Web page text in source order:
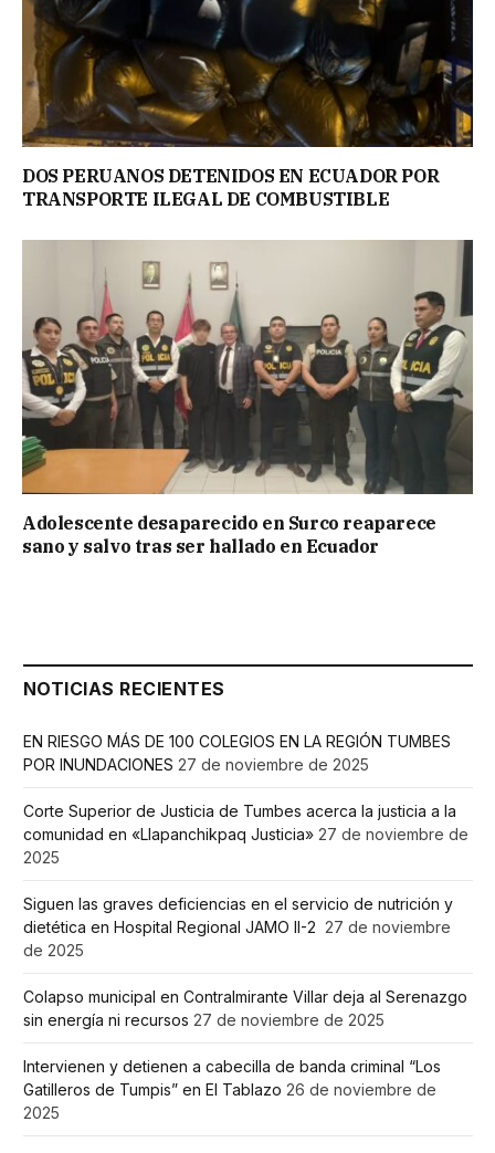
DOS PERUANOS DETENIDOS EN ECUADOR POR
TRANSPORTE ILEGAL DE COMBUSTIBLE
Adolescente desaparecido en Surco reaparece
sano y salvo tras ser hallado en Ecuador
NOTICIAS RECIENTES
EN RIESGO MÁS DE 100 COLEGIOS EN LA REGIÓN TUMBES
POR INUNDACIONES 27 de noviembre de 2025
Corte Superior de Justicia de Tumbes acerca la justicia a la
comunidad en «Llapanchikpaq Justicia» 27 de noviembre de
2025
Siguen las graves deficiencias en el servicio de nutrición y
dietética en Hospital Regional JAMO II-2 27 de noviembre
de 2025
Colapso municipal en Contralmirante Villar deja al Serenazgo
sin energía ni recursos 27 de noviembre de 2025
Intervienen y detienen a cabecilla de banda criminal “Los
Gatilleros de Tumpis” en El Tablazo 26 de noviembre de
2025